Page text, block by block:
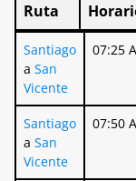
Ruta
Ruta
Santiago
a San
Vicente
07:25
Santiago
a San
Vicente
07:50